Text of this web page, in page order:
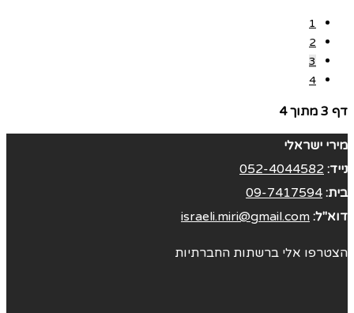
1
2
3
4
דף 3 מתוך 4
מירי ישראלי
נייד: 052-4044582
בית: 09-7417594
דוא"ל: israeli.miri@gmail.com
הצטרפו אלי ברשתות החברתיות